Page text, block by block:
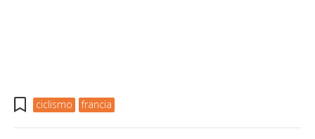
ciclismo francia